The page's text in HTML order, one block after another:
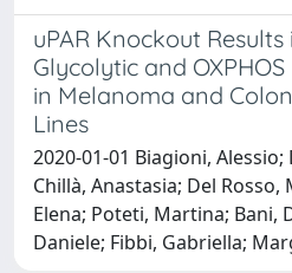
uPAR Knockout Results
Glycolytic and
in Melanoma and
Lines
2020-01-01 Biagioni,
Chillà, Anastasia; Del
Elena; Poteti, Martina; Bani,
Daniele; Fibbi, Gabriella;